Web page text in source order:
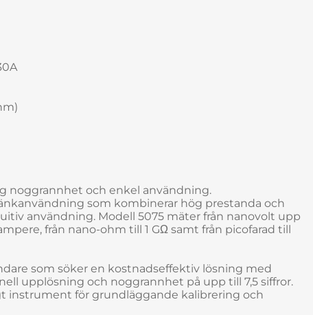
noggrannhet och enkel användning.
som kombinerar hög prestanda och
användning. Modell 5075 mäter från nanovolt upp
från nano-ohm till 1 GΩ samt från picofarad till
som söker en kostnadseffektiv lösning med
upplösning och noggrannhet på upp till 7,5 siffror.
instrument för grundläggande kalibrering och